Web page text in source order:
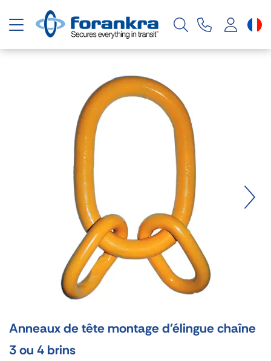
Basculer la navigation
Anneaux de tête montage d'élingue chaîne
3 ou 4 brins